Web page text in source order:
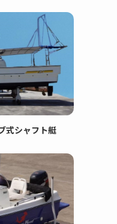
シャフト艇